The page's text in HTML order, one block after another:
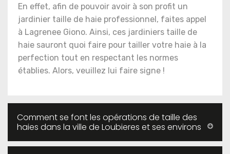
En effet, afin de pouvoir avoir à son profit un
jardinier taille de haie professionnel, faites appel
à Lagrenee Giono. Ainsi, ces jardiniers taille de
haie sauront quoi faire pour tailler votre haie à la
perfection tout en respectant les normes
établies. Alors, veuillez lui faire signe !
Comment se font les opérations de taille des
haies dans la ville de Loubieres et ses environs